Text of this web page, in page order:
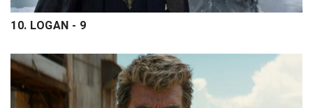
10. LOGAN - 9